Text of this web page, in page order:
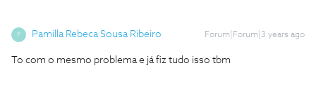
P Pamilla Rebeca Sousa Ribeiro Forum|Forum|3 years ago
To com o mesmo problema e já fiz tudo isso tbm